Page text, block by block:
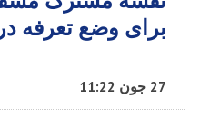
برای وضع تعرفه
27 جون 11:22